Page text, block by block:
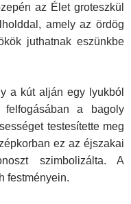
az Élet groteszkül
amely az ördög
juthatnak eszünkbe
a kút alján egy lyukból
a bagoly
tes­tesítette meg
ez az éjszakai
szimbolizálta. A
fest­ményein.